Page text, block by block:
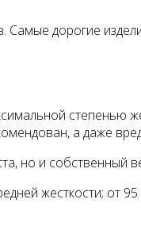
Самые дорогие
степенью
а даже
но и собственный
жесткости; от